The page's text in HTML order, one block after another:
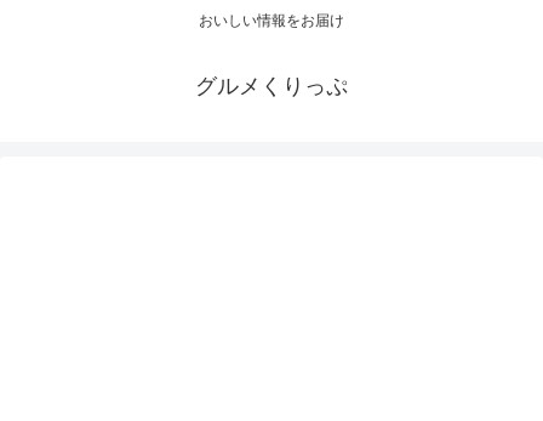
おいしい情報をお届け
グルメくりっぷ